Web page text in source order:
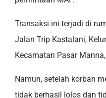
Transaksi ini terjadi di
Jalan Trip Kastalani,
Kecamatan Pasar
Namun, setelah korban
tidak berhasil lolos dan